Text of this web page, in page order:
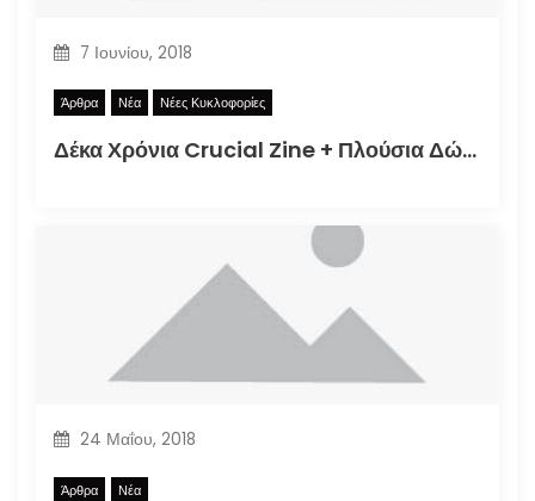
7 Ιουνίου, 2018
Άρθρα Νέα Νέες Κυκλοφορίες
Δέκα Χρόνια Crucial Zine + Πλούσια Δώρα!
24 Μαΐου, 2018
Άρθρα Νέα